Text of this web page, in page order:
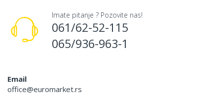
Imate pitanje ? Pozovite nas!
061/62-52-115
065/936-963-1
Email
office@euromarket.rs